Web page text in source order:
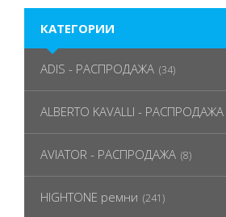
КАТЕГОРИИ
ADIS - РАСПРОДАЖА (34)
ALBERTO KAVALLI - РАСПРОДАЖА
AVIATOR - РАСПРОДАЖА (8)
HIGHTONE ремни (241)